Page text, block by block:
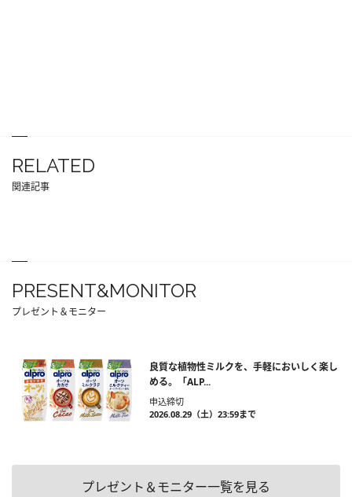
RELATED
関連記事
PRESENT&MONITOR
プレゼント＆モニター
良質な植物性ミルクを、手軽においしく楽し
める。「ALP...
申込締切
2026.08.29（土）23:59まで
プレゼント＆モニター一覧を見る